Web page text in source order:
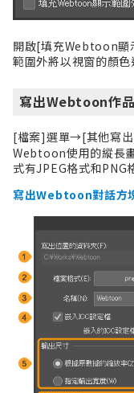
開啟[填充Webtoon顯
範圍外將以視窗的顏色
寫出Webtoon作品
[檔案]選單→[其他寫出
Webtoon使用的縱長
式有JPEG格式和PNG
寫出Webtoon對話方